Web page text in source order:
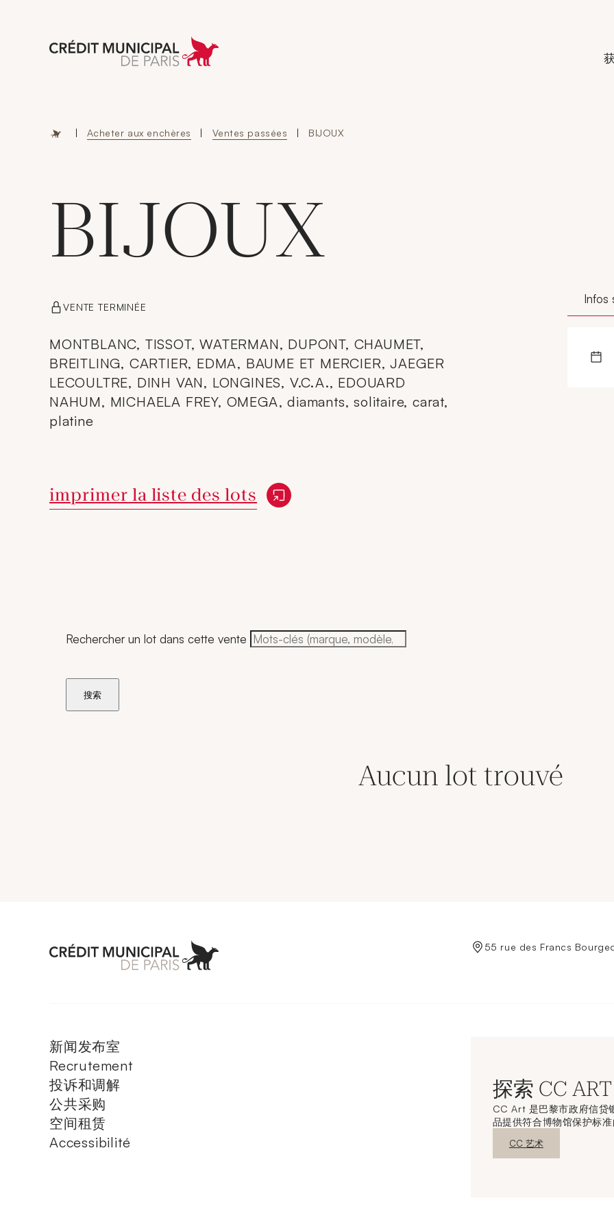
Aller à l'accueil de Crédit Municipal de Paris
| Acheter aux enchères | Ventes passées | BIJOUX
BIJOUX
VENTE TERMINÉE
MONTBLANC, TISSOT, WATERMAN, DUPONT, CHAUMET,
BREITLING, CARTIER, EDMA, BAUME ET MERCIER, JAEGER
LECOULTRE, DINH VAN, LONGINES, V.C.A., EDOUARD
NAHUM, MICHAELA FREY, OMEGA, diamants, solitaire, carat,
platine
Nouvelle fenêtre
imprimer la liste des lots
Infos
Rechercher un lot dans cette vente
搜索
Aucun lot trouvé
Aller à l'accueil de Crédit Municipal de Paris 55 rue des Francs
新闻发布室
Recrutement
投诉和调解
公共采购
空间租赁
Accessibilité
探索 CC ART
CC Art 是巴黎市政府信贷
品提供符合博物馆保护标准
新窗口发现
CC 艺术